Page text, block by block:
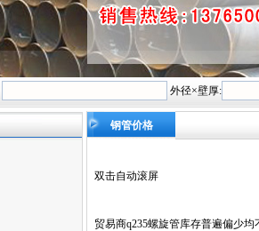
外径×壁厚:
钢管价格
双击自动滚屏
贸易商q235螺旋管库存普遍偏少